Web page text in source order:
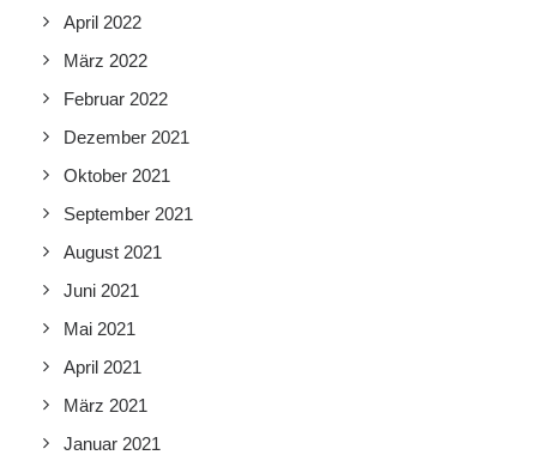
April 2022
März 2022
Februar 2022
Dezember 2021
Oktober 2021
September 2021
August 2021
Juni 2021
Mai 2021
April 2021
März 2021
Januar 2021